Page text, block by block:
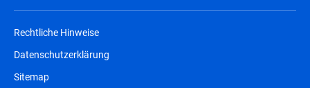
Rechtliche Hinweise
Datenschutzerklärung
Sitemap